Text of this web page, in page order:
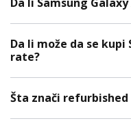
Da li može da se kupi
rate?
Šta znači refurbished